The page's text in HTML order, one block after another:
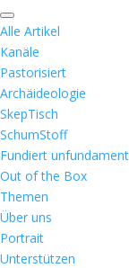
Alle Artikel
Kanäle
Pastorisiert
Archäideologie
SkepTisch
SchumStoff
Fundiert
Out of the Box
Themen
Über uns
Portrait
Unterstützen